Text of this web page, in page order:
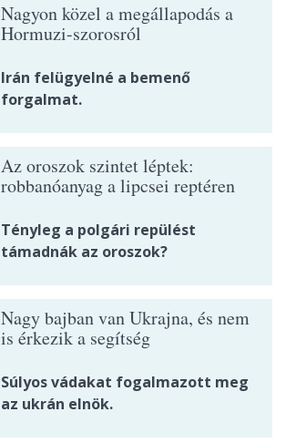
Nagyon közel a megállapodás a
Hormuzi-szorosról
Irán felügyelné a bemenő
forgalmat.
Az oroszok szintet léptek:
robbanóanyag a lipcsei reptéren
Tényleg a polgári repülést
támadnák az oroszok?
Nagy bajban van Ukrajna, és nem
is érkezik a segítség
Súlyos vádakat fogalmazott meg
az ukrán elnök.